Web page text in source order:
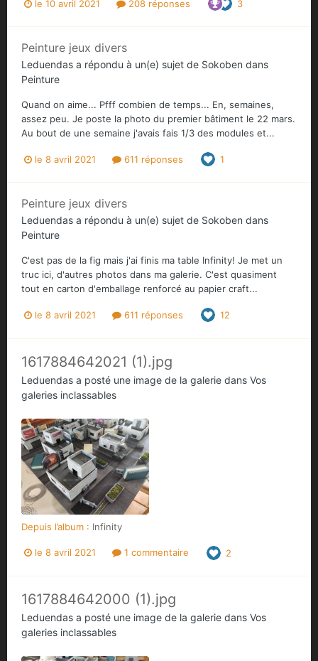
le 10 avril 2021 208 réponses 3
Peinture jeux divers
Leduendas a répondu à un(e) sujet de Sokoben dans
Peinture
Quand on aime... Pfff combien de temps... En, semaines,
assez peu. Je poste la photo du premier bâtiment le 22 mars.
Au bout de une semaine j'avais fais 1/3 des modules et...
le 8 avril 2021 611 réponses 1
Peinture jeux divers
Leduendas a répondu à un(e) sujet de Sokoben dans
Peinture
C'est pas de la fig mais j'ai finis ma table Infinity! Je met un
truc ici, d'autres photos dans ma galerie. C'est quasiment
tout en carton d'emballage renforcé au papier craft...
le 8 avril 2021 611 réponses 12
1617884642021 (1).jpg
Leduendas a posté une image de la galerie dans Vos
galeries inclassables
Depuis l’album : Infinity
le 8 avril 2021 1 commentaire 2
1617884642000 (1).jpg
Leduendas a posté une image de la galerie dans Vos
galeries inclassables